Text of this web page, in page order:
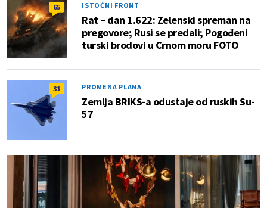
65 ISTOČNI FRONT
Rat – dan 1.622: Zelenski spreman na
pregovore; Rusi se predali; Pogođeni
turski brodovi u Crnom moru FOTO
31 PROMENA PLANA
Zemlja BRIKS-a odustaje od ruskih Su-
57